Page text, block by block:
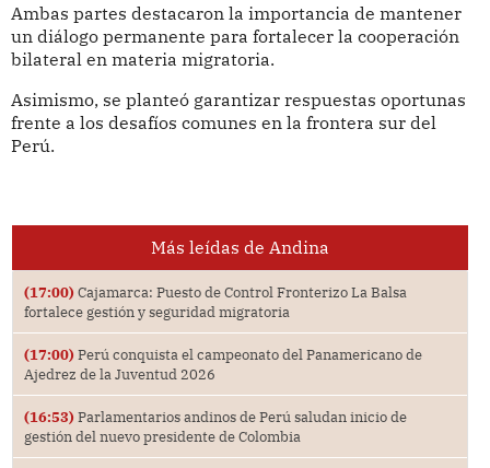
Ambas partes destacaron la importancia de mantener
un diálogo permanente para fortalecer la cooperación
bilateral en materia migratoria.
Asimismo, se planteó garantizar respuestas oportunas
frente a los desafíos comunes en la frontera sur del
Perú.
Más leídas de Andina
(17:00) Cajamarca: Puesto de Control Fronterizo La Balsa
fortalece gestión y seguridad migratoria
(17:00) Perú conquista el campeonato del Panamericano de
Ajedrez de la Juventud 2026
(16:53) Parlamentarios andinos de Perú saludan inicio de
gestión del nuevo presidente de Colombia